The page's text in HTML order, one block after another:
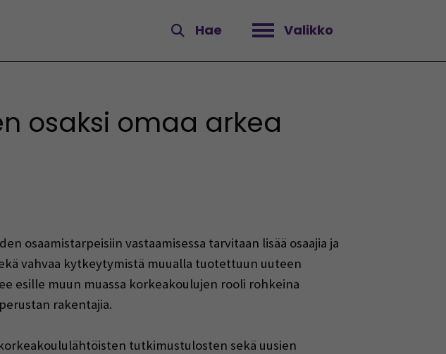
Hae Valikko
Avaa valikko
osaksi omaa arkea
osaamistarpeisiin vastaamisessa tarvitaan lisää osaajia ja
vahvaa kytkeytymistä muualla tuotettuun uuteen
esille muun muassa korkeakoulujen rooli rohkeina
rakentajia.
tutkimustulosten sekä uusien